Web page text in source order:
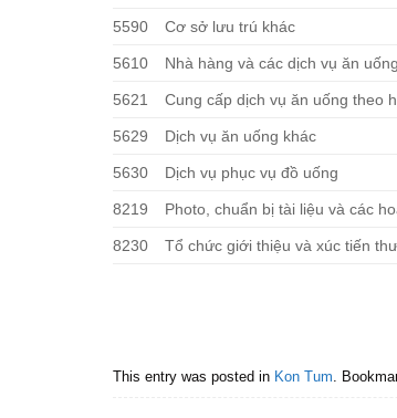
5590 Cơ sở lưu trú khác
5610 Nhà hàng và các dịch vụ ăn
5621 Cung cấp dịch vụ ăn uống theo
5629 Dịch vụ ăn uống khác
5630 Dịch vụ phục vụ đồ uống
8219 Photo, chuẩn bị tài liệu và các
8230 Tổ chức giới thiệu và xúc tiến
This entry was posted in Kon Tum.